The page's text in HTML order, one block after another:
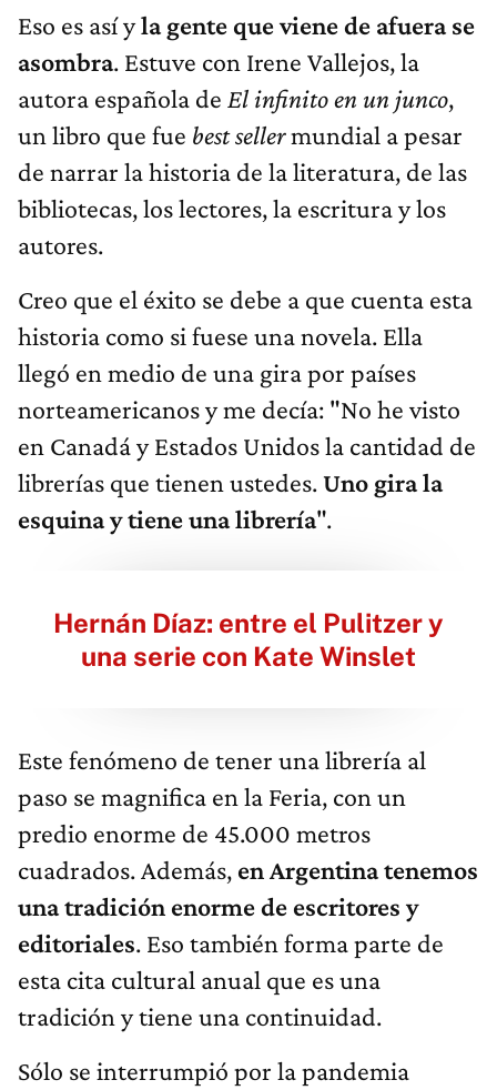
Eso es así yla gente que viene de afuera se
asombra. Estuve con Irene Vallejos, la
autora española de El infinito en un junco,
un libro que fue best sellermundial a pesar
de narrar la historia de la literatura, de las
bibliotecas, los lectores, la escritura y los
autores.
Creo que el éxito se debe a que cuenta esta
historia como si fuese una novela. Ella
llegó en medio de una gira por países
norteamericanos y me decía: "No he visto
en Canadá y Estados Unidos la cantidad de
librerías que tienen ustedes.Uno gira la
esquina y tiene una librería".
Hernán Díaz: entre el Pulitzer y
una serie con Kate Winslet
Este fenómeno de tener una librería al
paso se magnifica en la Feria, con un
predio enorme de 45.000 metros
cuadrados. Además, en Argentina tenemos
una tradición enorme de escritores y
editoriales. Eso también forma parte de
esta cita cultural anual que es una
tradición y tiene una continuidad.
Sólo se interrumpió por la pandemia